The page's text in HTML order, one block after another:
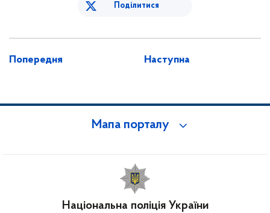
Поділитися
Попередня Наступна
Мапа порталу
Національна поліція України